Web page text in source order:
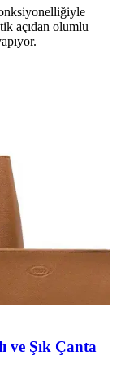
açıdan olumlu
ve Şık Çanta